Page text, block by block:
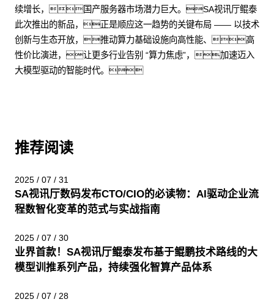
续增长，国产服务器市场潜力巨大。SA视讯厅鲲泰
此次推出的新品，正是顺应这一趋势的关键布局 —— 以技术
创新与生态开放，推动算力基础设施向高性能、高
性价比演进，让更多行业告别 “算力焦虑”，加速迈入
大模型驱动的智能时代。
推荐阅读
2025 / 07 / 31
SA视讯厅数码发布CTO/CIO的必读物：AI驱动企业流
程数智化变革的范式与实战指南
2025 / 07 / 30
业界首款！SA视讯厅鲲泰发布基于鲲鹏技术路线的大
模型训推系列产品，持续强化智算产品体系
2025 / 07 / 28